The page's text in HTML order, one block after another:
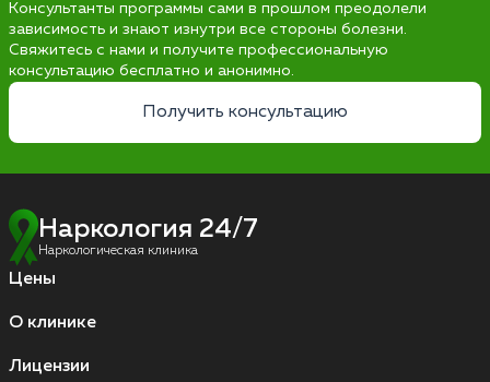
Консультанты программы сами в прошлом преодолели
зависимость и знают изнутри все стороны болезни.
Свяжитесь с нами и получите профессиональную
консультацию бесплатно и анонимно.
Получить консультацию
Наркология 24/7
Наркологическая клиника
Цены
О клинике
Лицензии